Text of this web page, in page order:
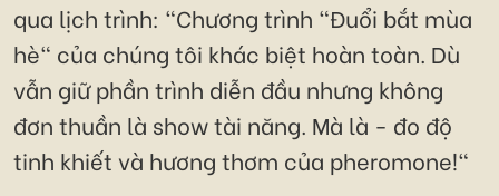
qua lịch trình: "Chương trình "Đuổi bắt mùa
hè" của chúng tôi khác biệt hoàn toàn. Dù
vẫn giữ phần trình diễn đầu nhưng không
đơn thuần là show tài năng. Mà là - đo độ
tinh khiết và hương thơm của pheromone!"